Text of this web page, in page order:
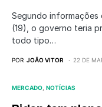
Segundo informações
(19), o governo teria
todo tipo…
POR JOÃO VITOR 22 DE
MERCADO NOTÍCIAS